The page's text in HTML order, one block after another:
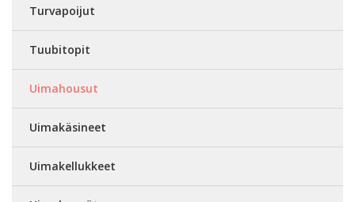
Turvapoijut
Tuubitopit
Uimahousut
Uimakäsineet
Uimakellukkeet